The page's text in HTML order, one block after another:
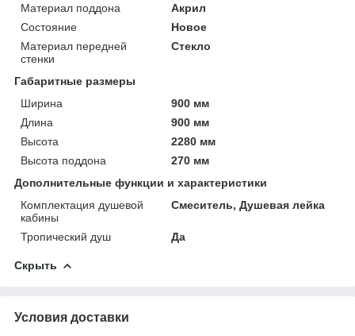
Материал поддона
Акрил
Состояние
Новое
Материал передней
стенки
Стекло
Габаритные размеры
Ширина
900 мм
Длина
900 мм
Высота
2280 мм
Высота поддона
270 мм
Дополнительные функции и характеристики
Комплектация душевой
кабины
Смеситель, Душевая лейка
Тропический душ Да
Скрыть
Условия доставки